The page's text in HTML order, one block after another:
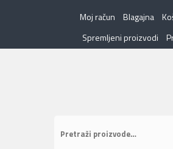
Moj račun Blagajna
Spremljeni proizvodi